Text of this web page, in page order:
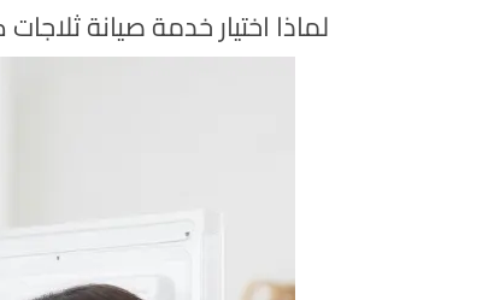
لماذا اختيار خدمة صيانة